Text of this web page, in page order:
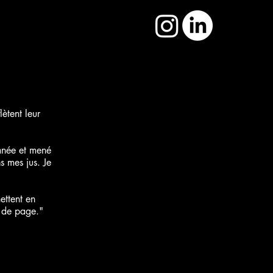
leur
et mené
mes jus. Je
en
de page."